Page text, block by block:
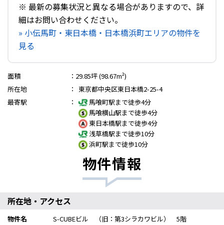
※ 最新の募集状況と異なる場合がありますので、詳
細はお問い合わせください。
» 小伝馬町・東日本橋・日本橋浜町エリアの物件を
見る
面積 ： 29.85坪 (98.67m²)
所在地
：
東京都中央区東日本橋2-25-4
最寄駅
：
馬喰町駅まで徒歩4分
馬喰横山駅まで徒歩4分
東日本橋駅まで徒歩4分
浅草橋駅まで徒歩10分
浜町駅まで徒歩10分
物件情報
所在地・アクセス
物件名
S-CUBEビル （旧：第3シラカワビル） 5階